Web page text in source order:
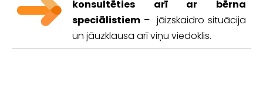
konsultēties arī ar bērna
speciālistiem– jāizskaidro situācija
un jāuzklausa arī viņu viedoklis.